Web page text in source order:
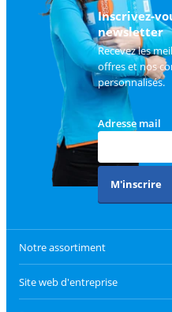
Inscrivez-
newsletter
Recevez les
offres et nos
personnalisés.
Adresse mail
M'inscrire
Notre assortiment
Site web d'entreprise